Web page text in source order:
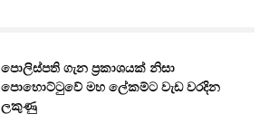
පොලිස්පති ගැන ප්‍රකාශයක් නිසා
පොහොට්ටුවේ මහ ලේකම්ට වැඩ වරදින
ලකුණු